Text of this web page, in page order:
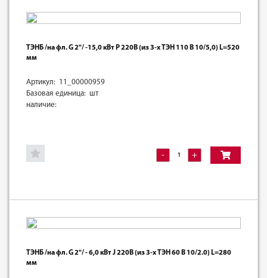
ТЭНБ /на фл. G 2"/ -15,0 кВт Р 220В (из 3-х ТЭН 110 В 10/5,0) L=520
мм
Артикул: 11_00000959
Базовая единица: шт
наличие:
- +
ТЭНБ /на фл. G 2"/ - 6,0 кВт J 220В (из 3-х ТЭН 60 В 10/2.0) L=280
мм